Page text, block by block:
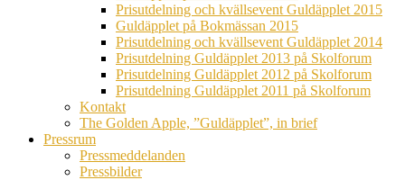
Prisutdelning och kvällsevent Guldäpplet 2015
Guldäpplet på Bokmässan 2015
Prisutdelning och kvällsevent Guldäpplet 2014
Prisutdelning Guldäpplet 2013 på Skolforum
Prisutdelning Guldäpplet 2012 på Skolforum
Prisutdelning Guldäpplet 2011 på Skolforum
Kontakt
The Golden Apple, ”Guldäpplet”, in brief
Pressrum
Pressmeddelanden
Pressbilder